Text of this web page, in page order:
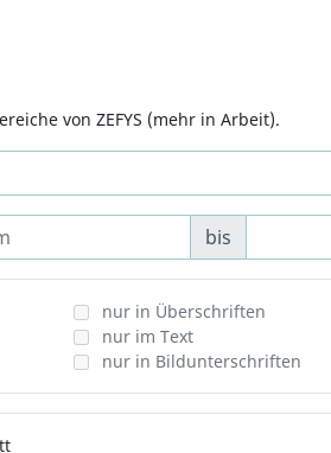
von ZEFYS (mehr in Arbeit).
bis
nur in Überschriften
nur im Text
nur in Bildunterschriften